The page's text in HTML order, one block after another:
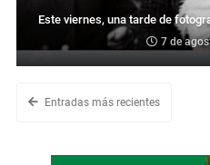
Este viernes, una tarde de
7 de
Entradas más recientes